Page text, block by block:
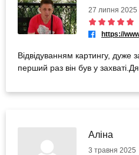
27 липня 2025
Відвідуванням картингу, дуже
перший раз він був у
Аліна
3 травня 2025